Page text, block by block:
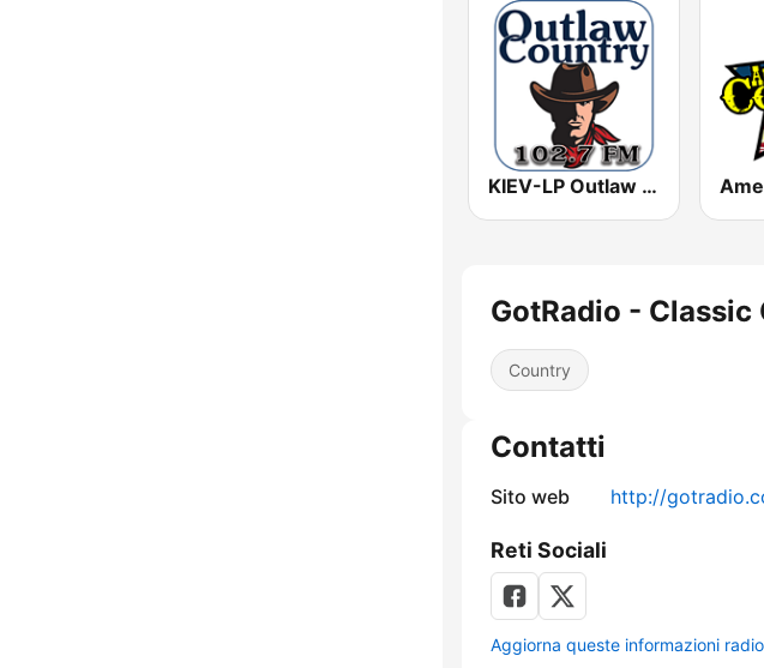
KIEV-LP Outlaw Country Radio
GotRadio - Classic
Country
Contatti
Sito web http://
Reti Sociali
Aggiorna queste informazioni radio